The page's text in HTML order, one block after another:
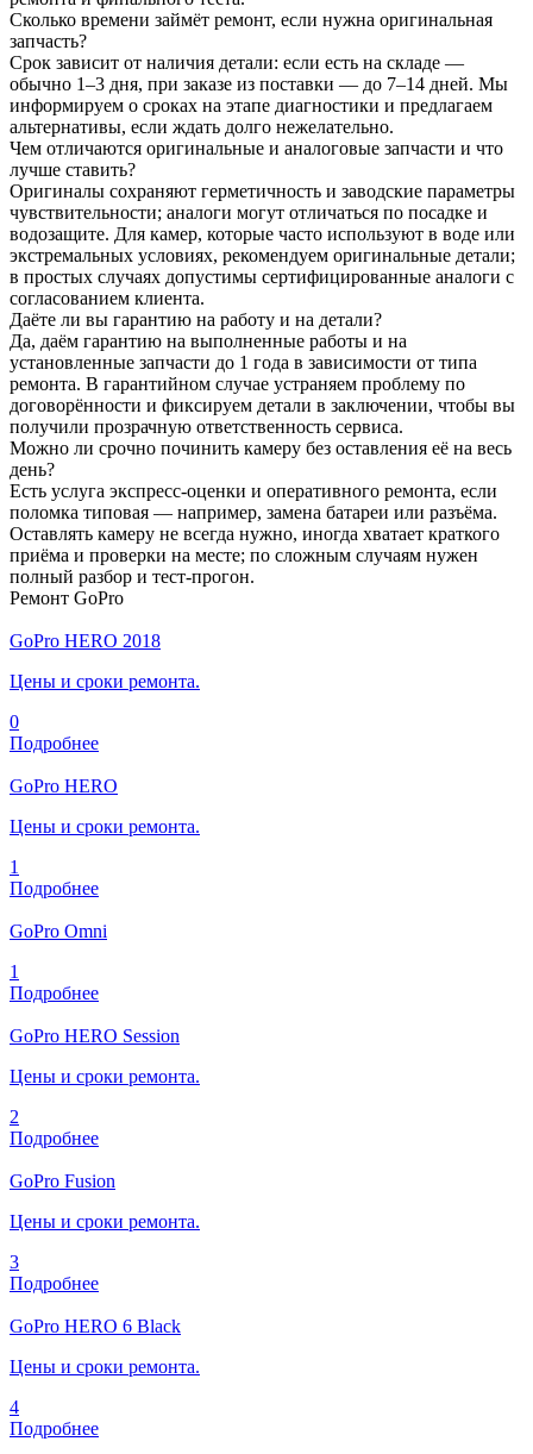
Сколько времени займёт ремонт, если нужна оригинальная
запчасть?
Срок зависит от наличия детали: если есть на складе —
обычно 1–3 дня, при заказе из поставки — до 7–14 дней. Мы
информируем о сроках на этапе диагностики и предлагаем
альтернативы, если ждать долго нежелательно.
Чем отличаются оригинальные и аналоговые запчасти и что
лучше ставить?
Оригиналы сохраняют герметичность и заводские параметры
чувствительности; аналоги могут отличаться по посадке и
водозащите. Для камер, которые часто используют в воде или
экстремальных условиях, рекомендуем оригинальные детали;
в простых случаях допустимы сертифицированные аналоги с
согласованием клиента.
Даёте ли вы гарантию на работу и на детали?
Да, даём гарантию на выполненные работы и на
установленные запчасти до 1 года в зависимости от типа
ремонта. В гарантийном случае устраняем проблему по
договорённости и фиксируем детали в заключении, чтобы вы
получили прозрачную ответственность сервиса.
Можно ли срочно починить камеру без оставления её на весь
день?
Есть услуга экспресс‑оценки и оперативного ремонта, если
поломка типовая — например, замена батареи или разъёма.
Оставлять камеру не всегда нужно, иногда хватает краткого
приёма и проверки на месте; по сложным случаям нужен
полный разбор и тест‑прогон.
Ремонт GoPro
GoPro HERO 2018
Цены и сроки ремонта.
0
Подробнее
GoPro HERO
Цены и сроки ремонта.
1
Подробнее
GoPro Omni
1
Подробнее
GoPro HERO Session
Цены и сроки ремонта.
2
Подробнее
GoPro Fusion
Цены и сроки ремонта.
3
Подробнее
GoPro HERO 6 Black
Цены и сроки ремонта.
4
Подробнее